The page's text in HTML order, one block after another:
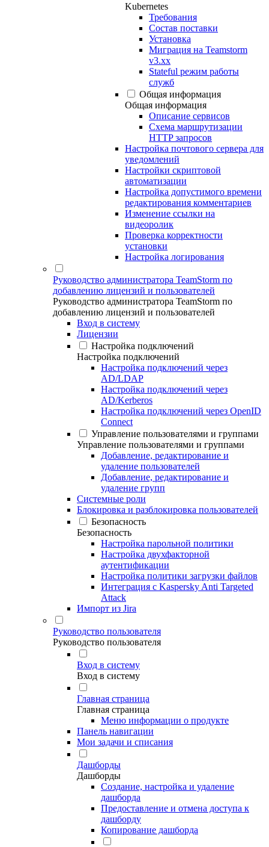
Kubernetes
Требования
Состав поставки
Установка
Миграция на Teamstorm
v3.xx
Stateful режим работы
служб
Общая информация
Общая информация
Описание сервисов
Схема маршрутизации
HTTP запросов
Настройка почтового сервера для
уведомлений
Настройки скриптовой
автоматизации
Настройка допустимого времени
редактирования комментариев
Изменение ссылки на
видеоролик
Проверка корректности
установки
Настройка логирования
Руководство администратора TeamStorm по
добавлению лицензий и пользователей
Руководство администратора TeamStorm по
добавлению лицензий и пользователей
Вход в систему
Лицензии
Настройка подключений
Настройка подключений
Настройка подключений через
AD/LDAP
Настройка подключений через
AD/Kerberos
Настройка подключений через OpenID
Connect
Управление пользователями и группами
Управление пользователями и группами
Добавление, редактирование и
удаление пользователей
Добавление, редактирование и
удаление групп
Системные роли
Блокировка и разблокировка пользователей
Безопасность
Безопасность
Настройка парольной политики
Настройка двухфакторной
аутентификации
Настройка политики загрузки файлов
Интеграция с Kaspersky Anti Targeted
Attack
Импорт из Jira
Руководство пользователя
Руководство пользователя
Вход в систему
Вход в систему
Главная страница
Главная страница
Меню информации о продукте
Панель навигации
Мои задачи и списания
Дашборды
Дашборды
Создание, настройка и удаление
дашборда
Предоставление и отмена доступа к
дашборду
Копирование дашборда